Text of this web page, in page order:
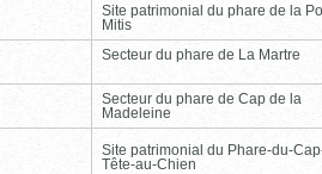
Site patrimonial du phare de la
Mitis
Secteur du phare de La Martre
Secteur du phare de Cap de la
Madeleine
Site patrimonial du Phare-du-
Tête-au-Chien